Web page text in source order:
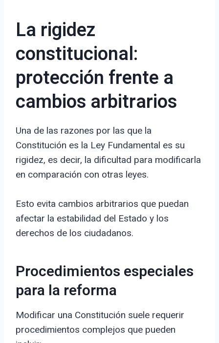
La rigidez
constitucional:
protección frente a
cambios arbitrarios
Una de las razones por las que la
Constitución es la Ley Fundamental es su
rigidez, es decir, la dificultad para modificarla
en comparación con otras leyes.
Esto evita cambios arbitrarios que puedan
afectar la estabilidad del Estado y los
derechos de los ciudadanos.
Procedimientos especiales
para la reforma
Modificar una Constitución suele requerir
procedimientos complejos que pueden